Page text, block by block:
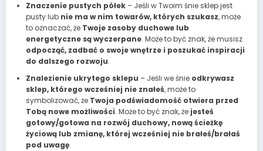
Znaczenie pustych półek– Jeśli w Twoim śnie sklep jest
pusty lub nie ma w nim towarów, których szukasz, może
to oznaczać, że Twoje zasoby duchowe lub
energetyczne są wyczerpane. Może to być znak, że musisz
odpocząć, zadbać o swoje wnętrze i poszukać inspiracji
do dalszego rozwoju.
Znalezienie ukrytego sklepu – Jeśli we śnie odkrywasz
sklep, którego wcześniej nie znałeś, może to
symbolizować, że Twoja podświadomość otwiera przed
Tobą nowe możliwości. Może to być znak, że jesteś
gotowy/gotowa na rozwój duchowy, nową ścieżkę
życiową lub zmianę, której wcześniej nie brałeś/brałaś
pod uwagę.